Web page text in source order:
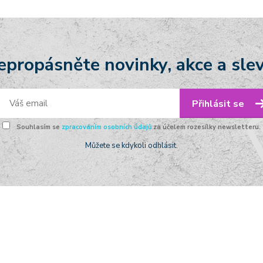
novinky, akce a
Přihlásit se
Souhlasím se zpracováním osobních údajůza účelem rozesílky newsletteru.
Můžete se kdykoli odhlásit.